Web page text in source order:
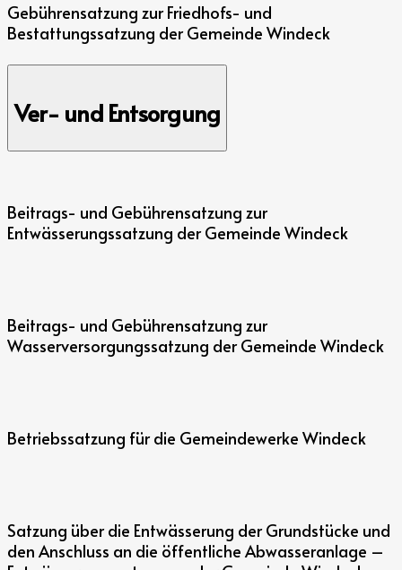
Gebührensatzung zur Friedhofs- und
Bestattungssatzung der Gemeinde Windeck
Ver- und Entsorgung
Beitrags- und Gebührensatzung zur
Entwässerungssatzung der Gemeinde Windeck
Beitrags- und Gebührensatzung zur
Wasserversorgungssatzung der Gemeinde Windeck
Betriebssatzung für die Gemeindewerke Windeck
Satzung über die Entwässerung der Grundstücke und
den Anschluss an die öffentliche Abwasseranlage –